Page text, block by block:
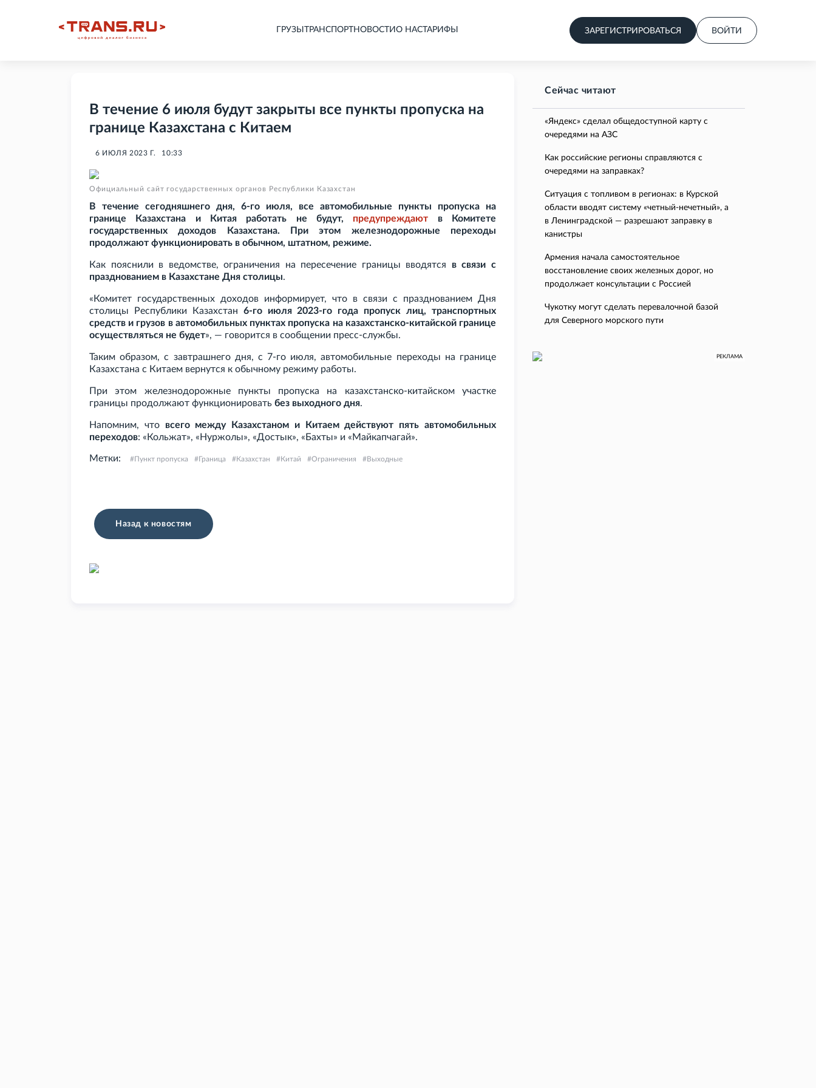
ГРУЗЫ ТРАНСПОРТНОВОСТИ О НАСТАРИФЫ ЗАРЕГИСТРИРОВАТЬСЯ ВОЙТИ
В течение 6 июля будут закрыты все пункты пропуска на
границе Казахстана с Китаем
6 ИЮЛЯ 2023 Г. 10:33
Официальный сайт государственных органов Республики Казахстан
В течение сегодняшнего дня, 6-го июля, все автомобильные пункты пропуска на
границе Казахстана и Китая работать не будут, предупреждают в Комитете
государственных доходов Казахстана. При этом железнодорожные переходы
продолжают функционировать в обычном, штатном, режиме.
Как пояснили в ведомстве, ограничения на пересечение границы вводятся в связи с
празднованием в Казахстане Дня столицы.
«Комитет государственных доходов информирует, что в связи с празднованием Дня
столицы Республики Казахстан 6-го июля 2023-го года пропуск лиц, транспортных
средств и грузов в автомобильных пунктах пропуска на казахстанско-китайской границе
осуществляться не будет», — говорится в сообщении пресс-службы.
Таким образом, с завтрашнего дня, с 7-го июля, автомобильные переходы на границе
Казахстана с Китаем вернутся к обычному режиму работы.
При этом железнодорожные пункты пропуска на казахстанско-китайском участке
границы продолжают функционировать без выходного дня.
Напомним, что всего между Казахстаном и Китаем действуют пять автомобильных
переходов: «Кольжат», «Нуржолы», «Достык», «Бахты» и «Майкапчагай».
Метки: Пункт пропуска Граница Казахстан Китай Ограничения Выходные
Назад к новостям
Сейчас читают
«Яндекс» сделал общедоступной карту с
очередями на АЗС
Как российские регионы справляются с
очередями на заправках?
Ситуация с топливом в регионах: в Курской
области вводят систему «четный-нечетный», а
в Ленинградской — разрешают заправку в
канистры
Армения начала самостоятельное
восстановление своих железных дорог, но
продолжает консультации с Россией
Чукотку могут сделать перевалочной базой
для Северного морского пути
РЕКЛАМА